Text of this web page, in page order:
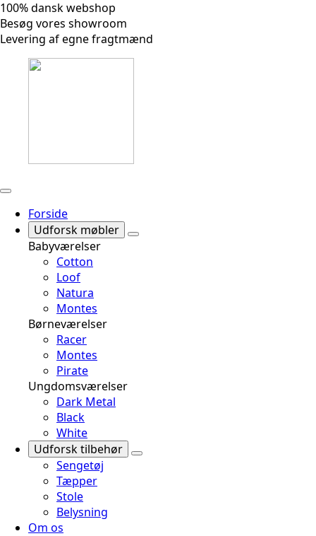
100% dansk webshop
Besøg vores showroom
Levering af egne fragtmænd
Forside
Udforsk møbler
Babyværelser
Cotton
Loof
Natura
Montes
Børneværelser
Racer
Montes
Pirate
Ungdomsværelser
Dark Metal
Black
White
Udforsk tilbehør
Sengetøj
Tæpper
Stole
Belysning
Om os